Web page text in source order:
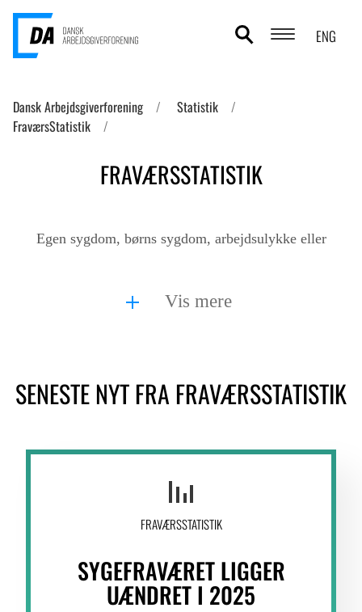
ENG
KONTAKT OG PRESSE
Dansk Arbejdsgiverforening
Statistik
FraværsStatistik
FRAVÆRSSTATISTIK
Egen sygdom, børns sygdom, arbejdsulykke eller
Vis mere
SENESTE NYT FRA FRAVÆRSSTATISTIK
FRAVÆRSSTATISTIK
SYGEFRAVÆRET LIGGER
UÆNDRET I 2025